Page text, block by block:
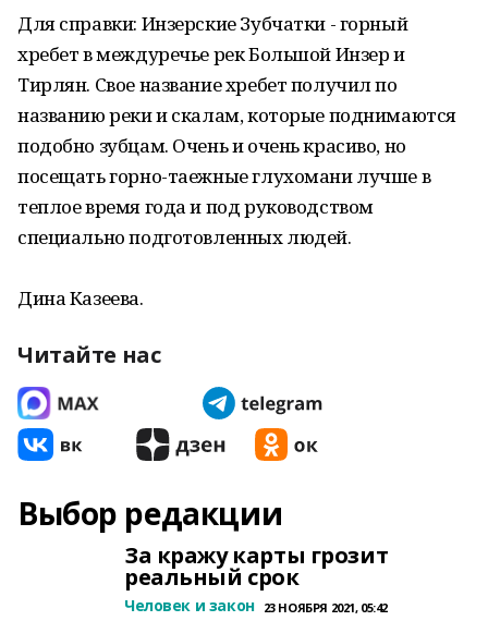
Для справки: Инзерские Зубчатки - горный
хребет в междуречье рек Большой Инзер и
Тирлян. Свое название хребет получил по
названию реки и скалам, которые поднимаются
подобно зубцам. Очень и очень красиво, но
посещать горно-таежные глухомани лучше в
теплое время года и под руководством
специально подготовленных людей.
Дина Казеева.
Читайте нас
Выбор редакции
За кражу карты грозит
реальный срок
Человек и закон 23 НОЯБРЯ 2021, 05:42